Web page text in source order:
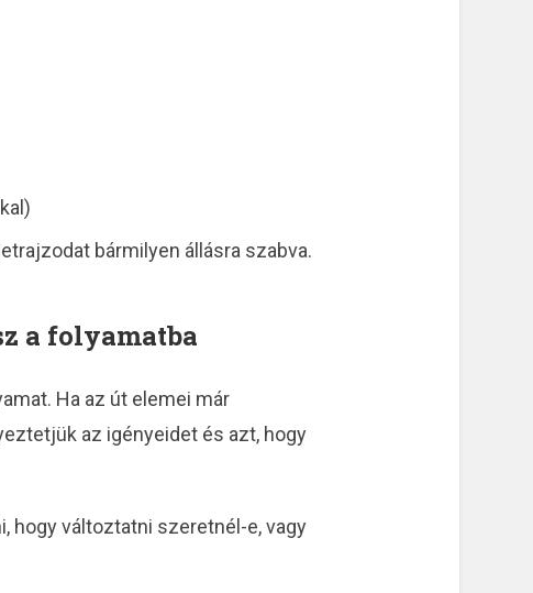
bármilyen állásra szabva.
a folyamatba
Ha az út elemei már
az igényeidet és azt, hogy
hogy változtatni szeretnél-e, vagy